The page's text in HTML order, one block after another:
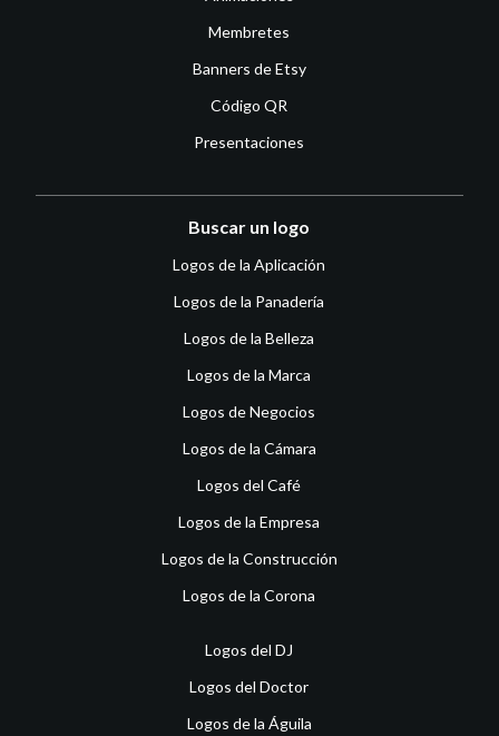
Membretes
Banners de Etsy
Código QR
Presentaciones
Buscar un logo
Logos de la Aplicación
Logos de la Panadería
Logos de la Belleza
Logos de la Marca
Logos de Negocios
Logos de la Cámara
Logos del Café
Logos de la Empresa
Logos de la Construcción
Logos de la Corona
Logos del DJ
Logos del Doctor
Logos de la Águila